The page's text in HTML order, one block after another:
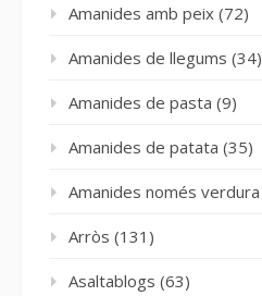
Amanides amb peix (72)
Amanides de llegums (34)
Amanides de pasta (9)
Amanides de patata (35)
Amanides només verdura
Arròs (131)
Asaltablogs (63)